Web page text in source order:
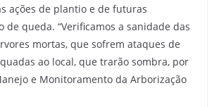
ações de plantio e de futuras
queda. “Verificamos a sanidade das
mortas, que sofrem ataques de
ao local, que trarão sombra, por
e Monitoramento da Arborização